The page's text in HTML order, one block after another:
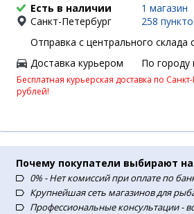
Есть в наличии
1 магазин
Санкт-Петербург
258
Отправка с центрального склада
Доставка курьером
По городу
Бесплатная курьерская доставка по
рублей!
Почему покупатели выбирают
0% - Нет комиссий при оплате по
Крупнейшая сеть магазинов для
Профессиональные консультации -